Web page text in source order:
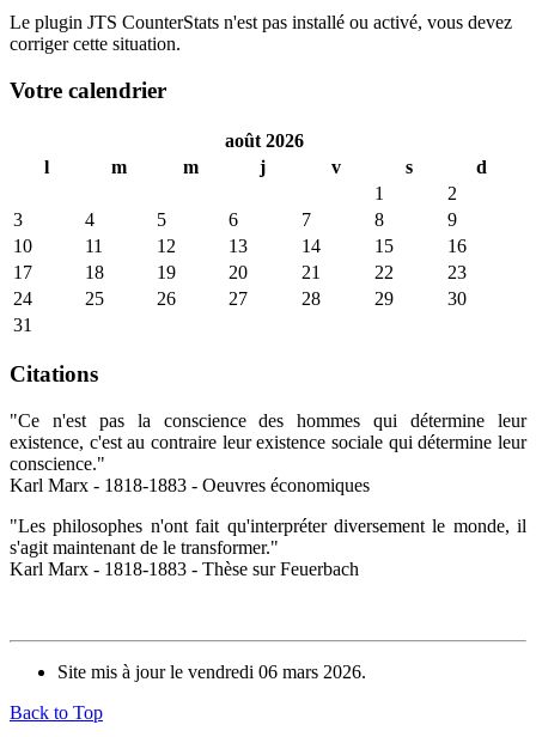
Le plugin JTS CounterStats n'est pas installé ou activé, vous devez
corriger cette situation.
Votre calendrier
août 2026
l
m m j v s
d
1
2
3
4 5 6 7 8
9
10
11 12 13 14 15
16
17
18 19 20 21 22
23
24
25 26 27 28 29
30
31
Citations
"Ce n'est pas la conscience des hommes qui détermine leur
existence, c'est au contraire leur existence sociale qui détermine leur
conscience."
Karl Marx - 1818-1883 - Oeuvres économiques
"Les philosophes n'ont fait qu'interpréter diversement le monde, il
s'agit maintenant de le transformer."
Karl Marx - 1818-1883 - Thèse sur Feuerbach
Site mis à jour le vendredi 06 mars 2026.
Back to Top